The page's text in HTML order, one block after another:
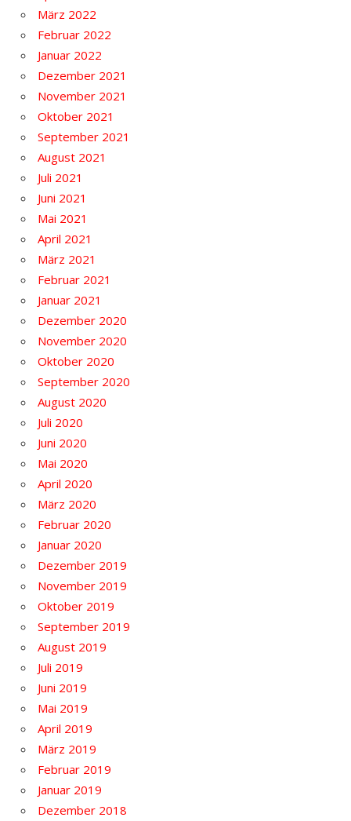
März 2022
Februar 2022
Januar 2022
Dezember 2021
November 2021
Oktober 2021
September 2021
August 2021
Juli 2021
Juni 2021
Mai 2021
April 2021
März 2021
Februar 2021
Januar 2021
Dezember 2020
November 2020
Oktober 2020
September 2020
August 2020
Juli 2020
Juni 2020
Mai 2020
April 2020
März 2020
Februar 2020
Januar 2020
Dezember 2019
November 2019
Oktober 2019
September 2019
August 2019
Juli 2019
Juni 2019
Mai 2019
April 2019
März 2019
Februar 2019
Januar 2019
Dezember 2018